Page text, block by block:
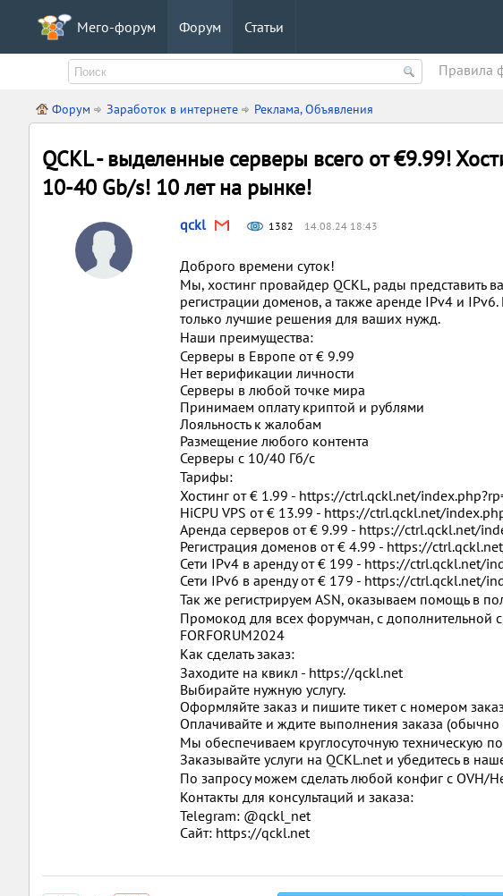
Мего-форум Форум Статьи
Правила
Форум Заработок в интернете Реклама, Объявления
QCKL - выделенные серверы всего от €9.99!
10-40 Gb/s! 10 лет на рынке!
qckl 1382 14.08.24 18:43
Доброго времени суток!
Мы, хостинг провайдер QCKL, рады представить
регистрации доменов, а также аренде IPv4 и
только лучшие решения для ваших нужд.
Наши преимущества:
Серверы в Европе от € 9.99
Нет верификации личности
Серверы в любой точке мира
Принимаем оплату криптой и рублями
Лояльность к жалобам
Размещение любого контента
Серверы с 10/40 Гб/с
Тарифы:
Хостинг от € 1.99 - https://ctrl.qckl.net/
HiCPU VPS от € 13.99 - https://ctrl.qckl.net/
Аренда серверов от € 9.99 - https://ctrl.qckl.net/
Регистрация доменов от € 4.99 - https://
Сети IPv4 в аренду от € 199 - https://ctrl.qckl.net/
Сети IPv6 в аренду от € 179 - https://ctrl.qckl.net/
Так же регистрируем ASN, оказываем помощь в
Промокод для всех форумчан, с дополнительной
FORFORUM2024
Как сделать заказ:
Заходите на квикл - https://qckl.net
Выбирайте нужную услугу.
Оформляйте заказ и пишите тикет с номером
Оплачивайте и ждите выполнения заказа (обычно
Мы обеспечиваем круглосуточную техническую
Заказывайте услуги на QCKL.net и убедитесь в
По запросу можем сделать любой конфиг с OVH/
Контакты для консультаций и заказа:
Telegram: @qckl_net
Сайт: https://qckl.net